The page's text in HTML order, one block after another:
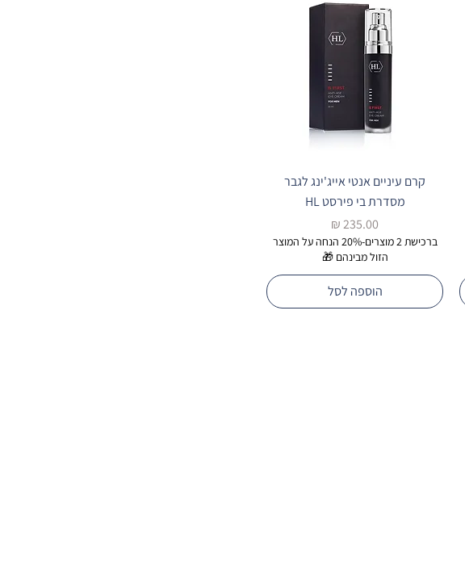
קרם עיניים אנטי אייג'ינג לגבר
מסדרת בי פירסט HL
מחיר
ברכישת 2 מוצרים-20% הנחה על המוצר
הזול מבינהם 🎁
הוספה לסל